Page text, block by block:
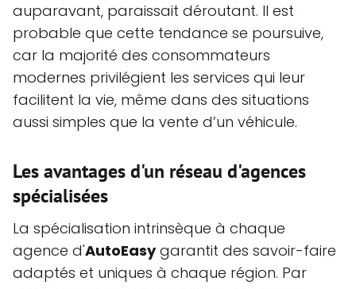
auparavant, paraissait déroutant. Il est
probable que cette tendance se poursuive,
car la majorité des consommateurs
modernes privilégient les services qui leur
facilitent la vie, même dans des situations
aussi simples que la vente d’un véhicule.
Les avantages d'un réseau d'agences
spécialisées
La spécialisation intrinsèque à chaque
agence d'AutoEasygarantit des savoir-faire
adaptés et uniques à chaque région. Par